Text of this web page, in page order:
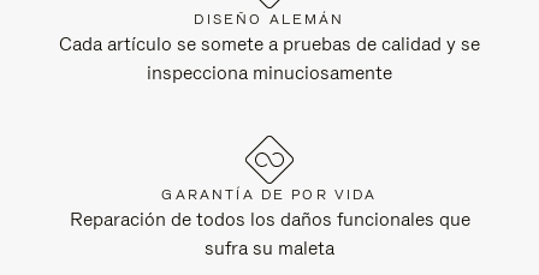
DISEÑO ALEMÁN
Cada artículo se somete a pruebas de calidad y se
inspecciona minuciosamente
GARANTÍA DE POR VIDA
Reparación de todos los daños funcionales que
sufra su maleta